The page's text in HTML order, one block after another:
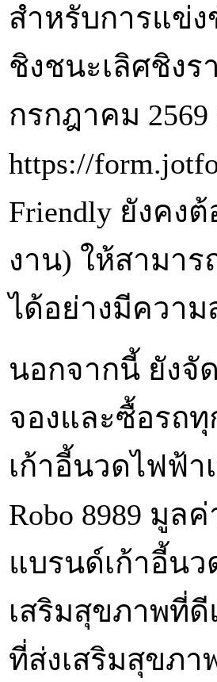
สำหรับการแข่
ชิงชนะเลิศชิงร
กรกฎาคม
https://
Friendly ยังคง
งาน) ให้สามาร
ได้อย่างมีความ
นอกจากนี้ ยังจั
จองและซื้อรถ
เก้าอี้นวดไฟฟ้
Robo 8989 มูล
แบรนด์เก้าอี้น
เสริมสุขภาพที่
ที่ส่งเสริมสุขภา